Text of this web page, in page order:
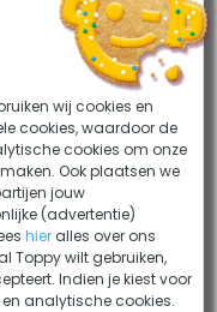
de houten
de tuin staat voor
genieten van de
in de tuin
tuin
iedere tuin. Door de
een prachtig
wij cookies en
cookies, waardoor de
cookies om onze
Ook plaatsen we
jouw
(advertentie)
hier alles over ons
Toppy wilt gebruiken,
Indien je kiest voor
analytische cookies.